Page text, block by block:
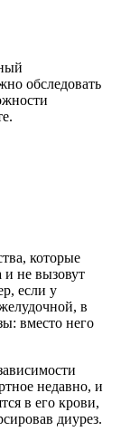
обследовать
которые
и не вызовут
если у
в
вместо него
недавно, и
в его крови,
диурез.